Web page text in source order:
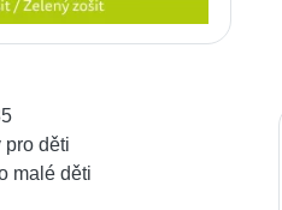
pro děti
malé děti